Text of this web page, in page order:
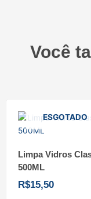
Você
ESGOTADO
Limpa Vidros
500ML
R$15,50